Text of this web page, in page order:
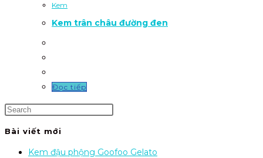
Kem
Kem trân châu đường đen
Đọc tiếp
Bài viết mới
Kem đậu phộng Goofoo Gelato